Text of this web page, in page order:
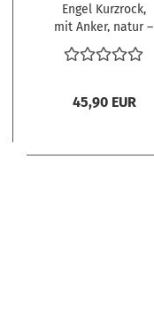
Engel Kurzrock,
mit Anker, natur –
Jahresengel 2025
45,90 EUR